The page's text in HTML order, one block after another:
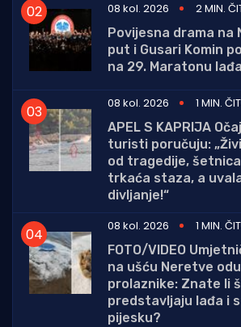
08 kol. 2026
2 MIN.
Povijesna drama na
put i Gusari Komin
na 29. Maratonu lađa
08 kol. 2026
1 MIN.
APEL S KAPRIJA
turisti poručuju:
od tragedije,
trkaća staza, a
divljanje!“
08 kol. 2026
1 MIN.
FOTO/VIDEO
na ušću Neretve
prolaznike: Znate li
predstavljaju lađa i
pijesku?